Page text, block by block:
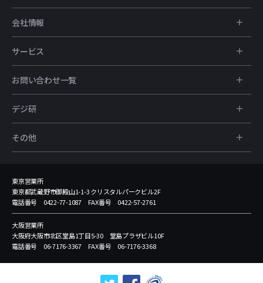
会社情報
サービス
お問い合わせ一覧
デジ研
その他
東京営業所
東京都武蔵野市御殿山1-1-3 クリスタルパークビル2F
電話番号 0422-77-1087 FAX番号 0422-57-2761
大阪営業所
大阪府大阪市北区堂島1丁目5-30 堂島プラザビル10F
電話番号 06-7176-3367 FAX番号 06-7176-3368